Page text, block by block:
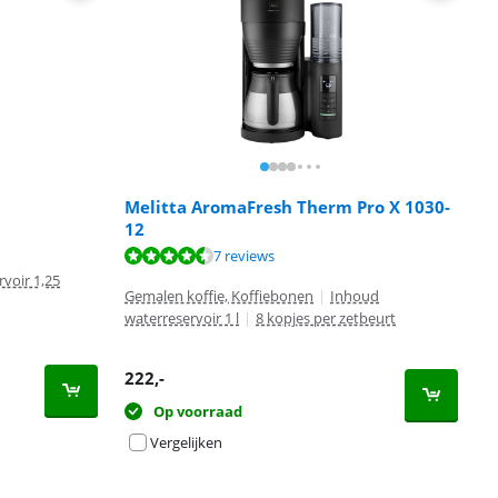
1,25
Melitta AromaFresh Therm Pro X 1030-
12
7 reviews
Gemalen koffie, Koffiebonen | Inhoud
waterreservoir 1 l | 8 kopjes per zetbeurt
222,-
Op voorraad
Vergelijken